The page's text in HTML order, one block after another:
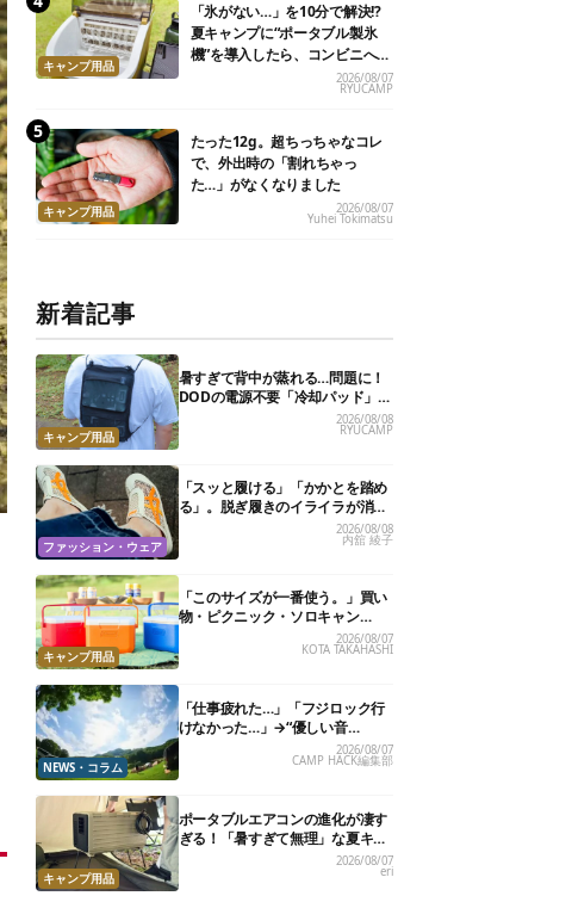
キャンプ用品
「氷がない…」を10分で解決!?
夏キャンプに“ポータブル製氷
機”を導入したら、コンビニへ走
2026/08/07
RYUCAMP
キャンプ用品
たった12g。超ちっちゃなコレ
で、外出時の「割れちゃっ
た…」がなくなりました
2026/08/07
Yuhei Tokimatsu
新着記事
キャンプ用品
暑すぎて背中が蒸れる…問題に！
DODの電源不要「冷却パッド」を
試したら、夏の移動がラクになっ
た
2026/08/08
RYUCAMP
ファッション・ウェア
「スッと履ける」「かかとを踏め
る」。脱ぎ履きのイライラが消え
る快適“スニーカーサンダル”6選
2026/08/08
内舘 綾子
キャンプ用品
「このサイズが一番使う。」買い
物・ピクニック・ソロキャン
に“ちょうどいい”小型クーラーボ
ックス13選
2026/08/07
KOTA TAKAHASHI
NEWS・コラム
「仕事疲れた…」「フジロック行
けなかった…」→“優しい音
楽”と“大きな自然”で治癒。まだ間
に合います。
2026/08/07
CAMP HACK編集部
キャンプ用品
ポータブルエアコンの進化が凄す
ぎる！「暑すぎて無理」な夏キャ
ンプを激変させる最新5選2026/08/07
eri